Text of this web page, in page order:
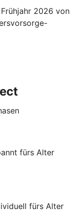
2026 von
fürs Alter
fürs Alter